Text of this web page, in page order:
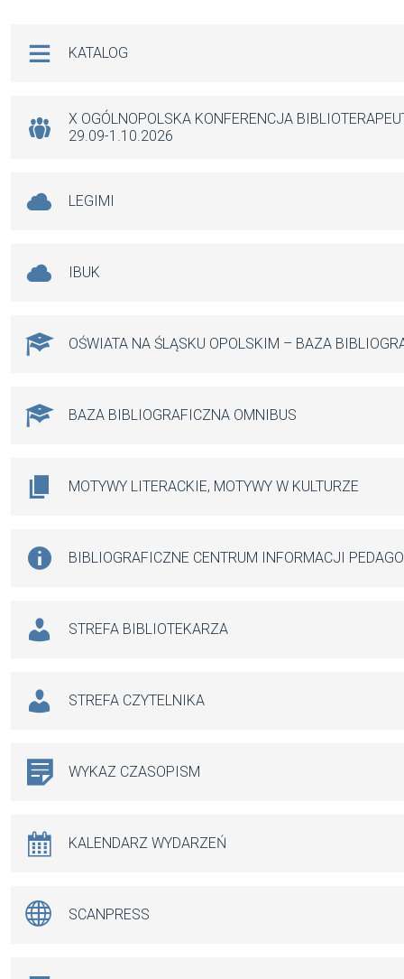
KATALOG
X OGÓLNOPOLSKA KONFERENCJA
29.09-1.10.2026
LEGIMI
IBUK
OŚWIATA NA ŚLĄSKU OPOLSKIM – BAZA
BAZA BIBLIOGRAFICZNA OMNIBUS
MOTYWY LITERACKIE, MOTYWY W KULTURZE
BIBLIOGRAFICZNE CENTRUM INFORMACJI
STREFA BIBLIOTEKARZA
STREFA CZYTELNIKA
WYKAZ CZASOPISM
KALENDARZ WYDARZEŃ
SCANPRESS